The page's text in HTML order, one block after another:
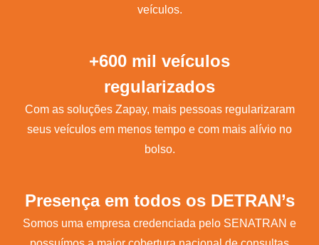
veículos.
+600 mil veículos
regularizados
Com as soluções Zapay, mais pessoas regularizaram
seus veículos em menos tempo e com mais alívio no
bolso.
Presença em todos os DETRAN’s
Somos uma empresa credenciada pelo SENATRAN e